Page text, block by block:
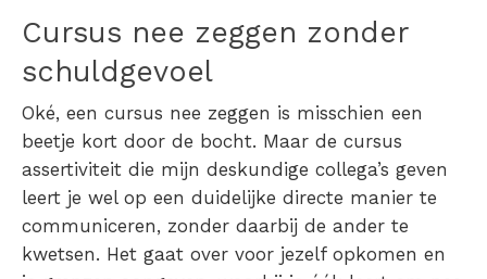
Cursus nee zeggen zonder
schuldgevoel
Oké, een cursus nee zeggen is misschien een
beetje kort door de bocht. Maar de cursus
assertiviteit die mijn deskundige collega’s geven
leert je wel op een duidelijke directe manier te
communiceren, zonder daarbij de ander te
kwetsen. Het gaat over voor jezelf opkomen en